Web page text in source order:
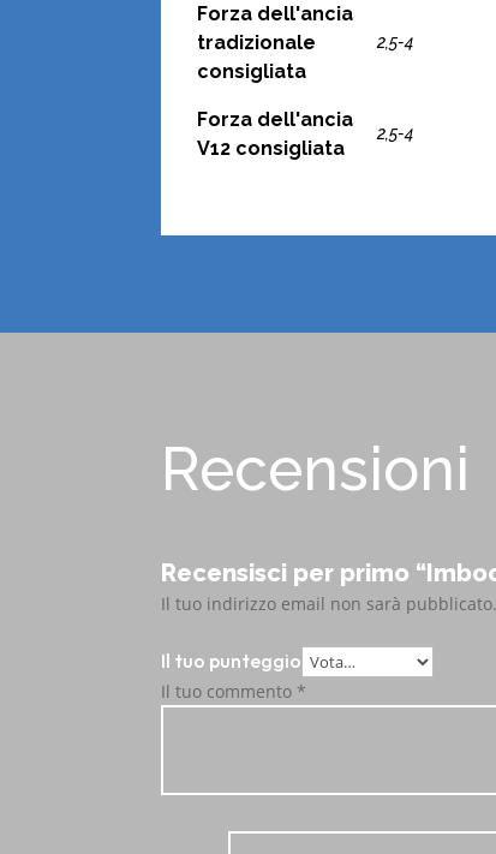
Forza dell'ancia
tradizionale
consigliata
2,5-4
Forza dell'ancia
V12 consigliata
2,5-4
Recensioni
Recensisci per primo
Il tuo indirizzo email non sarà pubblicato.
Il tuo punteggio
Il tuo commento*